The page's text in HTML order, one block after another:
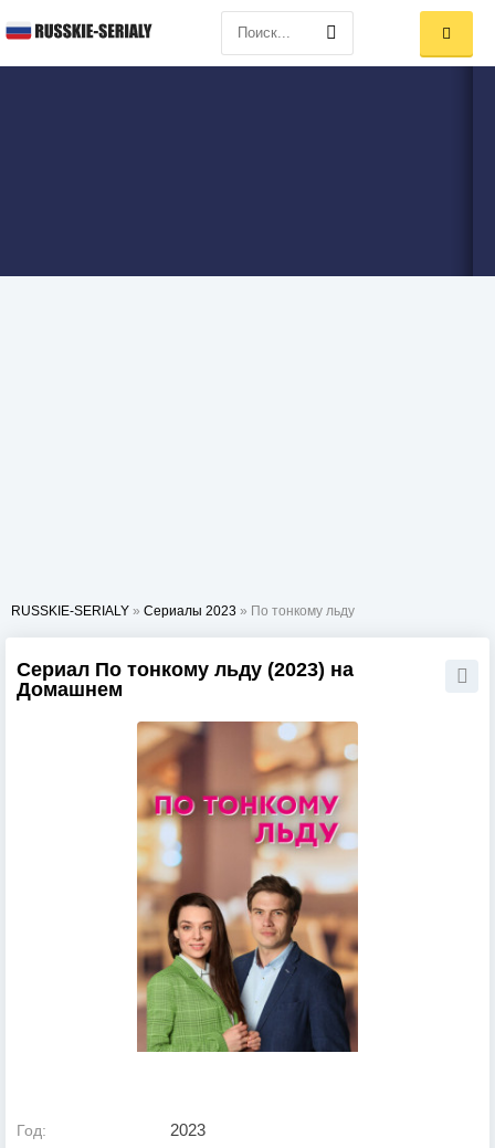
RUSSKIE-SERIALY » Сериалы 2023 » По тонкому льду
Сериал По тонкому льду (2023) на
Домашнем
Год: 2023